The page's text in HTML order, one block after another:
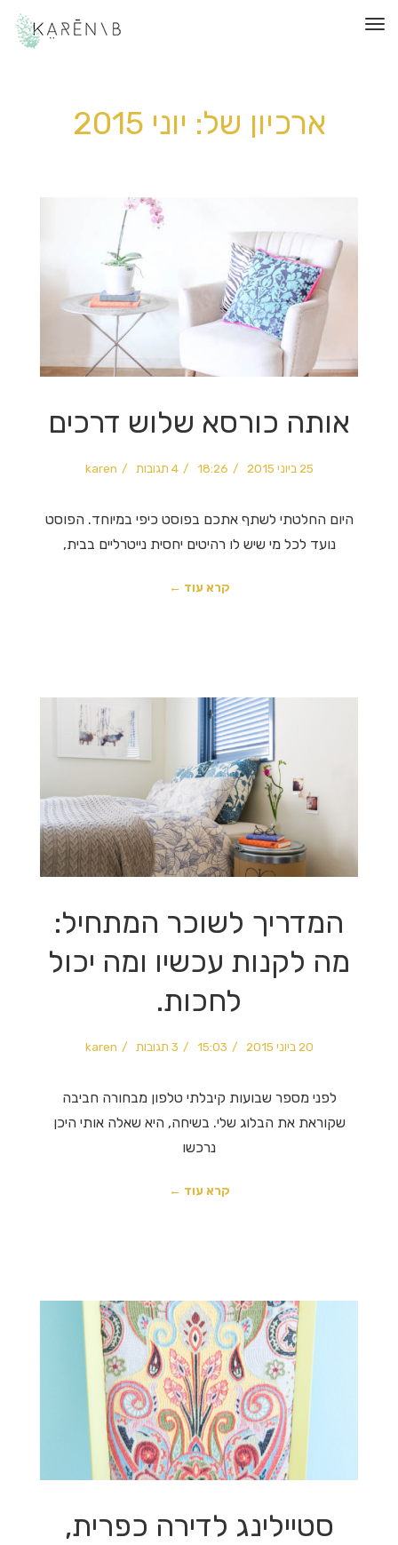
תפריט
ארכיון של: יוני 2015
אותה כורסא שלוש דרכים
25 ביוני 2015 18:26 4 תגובות karen
היום החלטתי לשתף אתכם בפוסט כיפי במיוחד. הפוסט
נועד לכל מי שיש לו רהיטים יחסית נייטרליים בבית,
קרא עוד ←
המדריך לשוכר המתחיל:
מה לקנות עכשיו ומה יכול
לחכות.
20 ביוני 2015 15:03 3 תגובות karen
לפני מספר שבועות קיבלתי טלפון מבחורה חביבה
שקוראת את הבלוג שלי. בשיחה, היא שאלה אותי היכן
נרכשו
קרא עוד ←
סטיילינג לדירה כפרית,